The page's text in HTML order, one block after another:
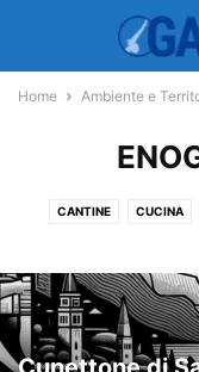
Home Ambiente e
CANTINE CUCINA